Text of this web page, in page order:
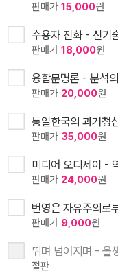
판매가 15,000원
수용자 진화 - 신기
판매가 18,000원
융합문명론 - 분석
판매가 20,000원
통일한국의 과거청
판매가 35,000원
미디어 오디세이 -
판매가 24,000원
번영은 자유주의로
판매가 9,000원
뛰며 넘어지며 - 올
절판